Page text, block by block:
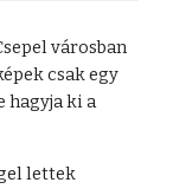
városban
csak egy
hagyja ki a
lettek